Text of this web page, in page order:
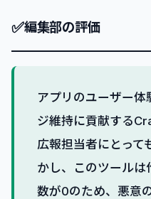
✅編集部の評価
アプリのユーザー体
ジ維持に貢献する
広報担当者にとって
かし、このツールは
数が0のため、悪意